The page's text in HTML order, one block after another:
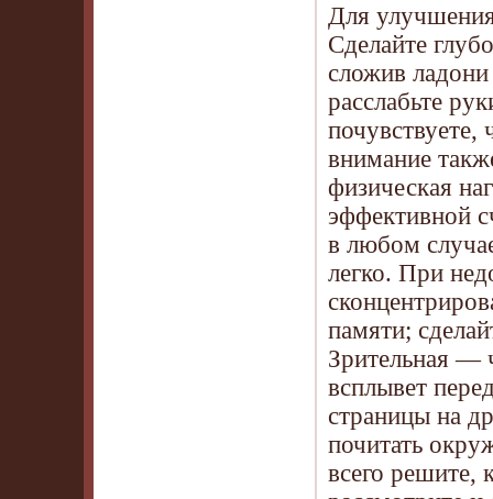
Для
Сделайте
сложив
расслабьте
почувствуете,
внимание
физическая
эффективной
в любом
легко. При
памяти;
Зрительная —
всплывет
страницы на
почитать
всего решите,